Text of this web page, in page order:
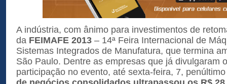
A indústria, com ânimo para investimentos de
da FEIMAFE 2013 – 14ª Feira Internacional de
Sistemas Integrados de Manufatura, que termina
São Paulo. Dentre as empresas que já divulgaram
participação no evento, até sexta-feira, 7,